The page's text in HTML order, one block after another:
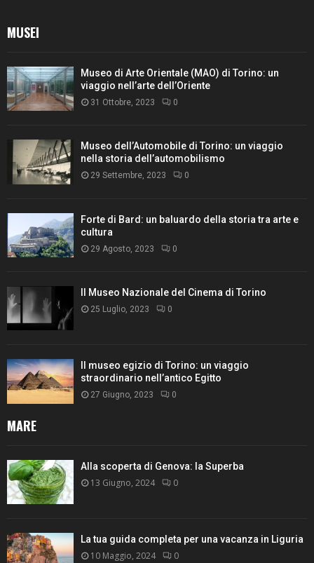
MUSEI
Museo di Arte Orientale (MAO) di Torino: un
viaggio nell’arte dell’Oriente
31 Ottobre, 2023 0
Museo dell’Automobile di Torino: un viaggio
nella storia dell’automobilismo
29 Settembre, 2023 0
Forte di Bard: un baluardo della storia tra arte e
cultura
29 Agosto, 2023 0
Il Museo Nazionale del Cinema di Torino
25 Luglio, 2023 0
Il museo egizio di Torino: un viaggio
straordinario nell’antico Egitto
27 Giugno, 2023 0
MARE
Alla scoperta di Genova: la Superba
13 Giugno, 2024 0
La tua guida completa per una vacanza in Liguria
10 Maggio, 2024 0